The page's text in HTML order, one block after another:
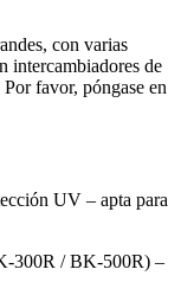
con varias
intercambiadores de
favor, póngase en
UV – apta para
300R / BK-500R) –